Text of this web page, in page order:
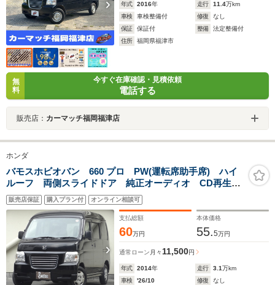
年式 2016年 走行 11.4万km
車検
車検整備付 修復
なし
保証
保証付 整備
法定整備付
住所
福岡県福津市
無
料
今すぐ在庫確認・見積依頼
電話する
販売店： カーマッチ福岡福津店
ホンダ
バモスホビオバン 660 プロ PW(運転席助手席) ハイ
ルーフ 両側スライドドア 純正オーディオ CD再生
ABS
販売店保証 購入プラン付 オンライン相談可
支払総額
60万円
本体価格
55.5万円
通常ローン 月々11,500円
年式 2014年 走行 3.1万km
車検
'26/10 修復
なし